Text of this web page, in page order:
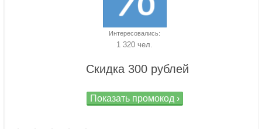
Интересовались:
1 320 чел.
Скидка 300 рублей
Показать промокод ›